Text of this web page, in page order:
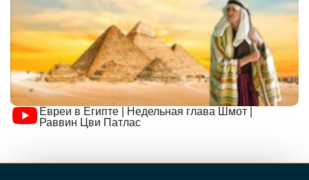
Евреи в Египте | Недельная глава Шмот |
Раввин Цви Патлас